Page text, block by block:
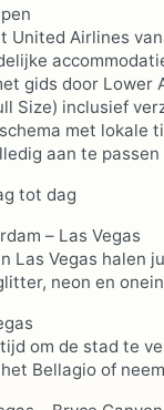
United Airlines
gids door Lower
Size) inclusief
met lokale
aan te
tot dag
– Las Vegas
Las Vegas halen
neon en
om de stad te
Bellagio of